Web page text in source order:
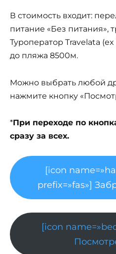
В стоимость входит:
питание «Без питания»,
Туроператор Travelata
до пляжа 8500м.
Можно выбрать любой
нажмите кнопку
*При переходе по
сразу за всех.
[icon
prefix=»fas»]
[icon